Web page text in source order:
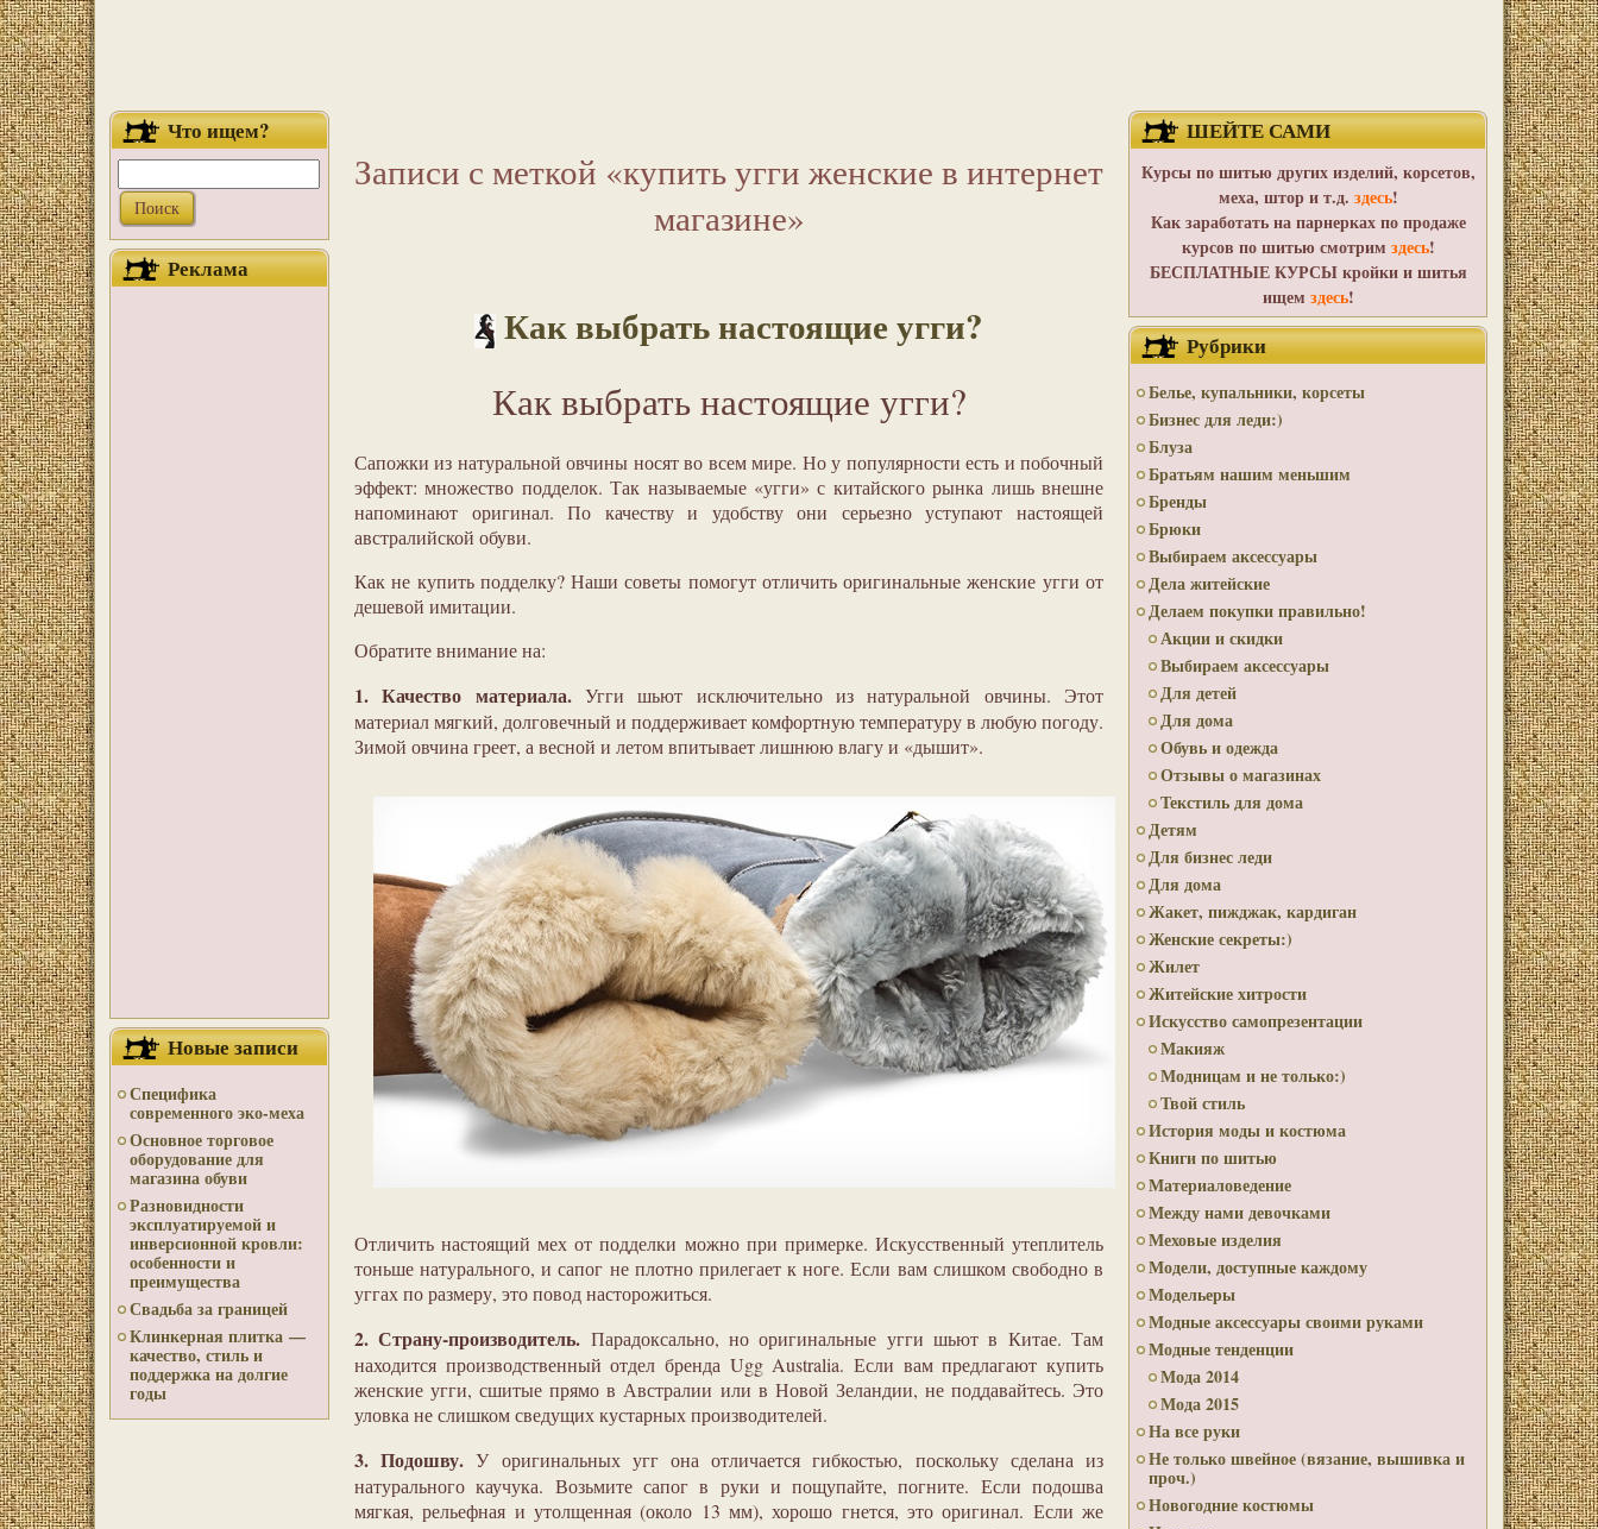
Что ищем?
Реклама
Новые записи
Специфика
современного эко-меха
Основное торговое
оборудование для
магазина обуви
Разновидности
эксплуатируемой и
инверсионной кровли:
особенности и
преимущества
Свадьба за границей
Клинкерная плитка —
качество, стиль и
поддержка на долгие
годы
Записи с меткой «купить угги женские в интернет
магазине»
Как выбрать настоящие угги?
Как выбрать настоящие угги?
Сапожки из натуральной овчины носят во всем мире. Но у популярности есть и побочный
эффект: множество подделок. Так называемые «угги» с китайского рынка лишь внешне
напоминают оригинал. По качеству и удобству они серьезно уступают настоящей
австралийской обуви.
Как не купить подделку? Наши советы помогут отличить оригинальные женские угги от
дешевой имитации.
Обратите внимание на:
1. Качество материала.Угги шьют исключительно из натуральной овчины. Этот
материал мягкий, долговечный и поддерживает комфортную температуру в любую погоду.
Зимой овчина греет, а весной и летом впитывает лишнюю влагу и «дышит».
Отличить настоящий мех от подделки можно при примерке. Искусственный утеплитель
тоньше натурального, и сапог не плотно прилегает к ноге. Если вам слишком свободно в
уггах по размеру, это повод насторожиться.
2. Страну-производитель. Парадоксально, но оригинальные угги шьют в Китае. Там
находится производственный отдел бренда Ugg Australia. Если вам предлагают купить
женские угги, сшитые прямо в Австралии или в Новой Зеландии, не поддавайтесь. Это
уловка не слишком сведущих кустарных производителей.
3. Подошву. У оригинальных угг она отличается гибкостью, поскольку сделана из
натурального каучука. Возьмите сапог в руки и пощупайте, погните. Если подошва
мягкая, рельефная и утолщенная (около 13 мм), хорошо гнется, это оригинал. Если же
ШЕЙТЕ САМИ
Курсы по шитью других изделий, корсетов,
меха, штор и т.д. здесь!
Как заработать на парнерках по продаже
курсов по шитью смотрим здесь!
БЕСПЛАТНЫЕ КУРСЫ кройки и шитья
ищем здесь!
Рубрики
Белье, купальники, корсеты
Бизнес для леди:)
Блуза
Братьям нашим меньшим
Бренды
Брюки
Выбираем аксессуары
Дела житейские
Делаем покупки правильно!
Акции и скидки
Выбираем аксессуары
Для детей
Для дома
Обувь и одежда
Отзывы о магазинах
Текстиль для дома
Детям
Для бизнес леди
Для дома
Жакет, пижджак, кардиган
Женские секреты:)
Жилет
Житейские хитрости
Искусство самопрезентации
Макияж
Модницам и не только:)
Твой стиль
История моды и костюма
Книги по шитью
Материаловедение
Между нами девочками
Меховые изделия
Модели, доступные каждому
Модельеры
Модные аксессуары своими руками
Модные тенденции
Мода 2014
Мода 2015
На все руки
Не только швейное (вязание, вышивка и
проч.)
Новогодние костюмы